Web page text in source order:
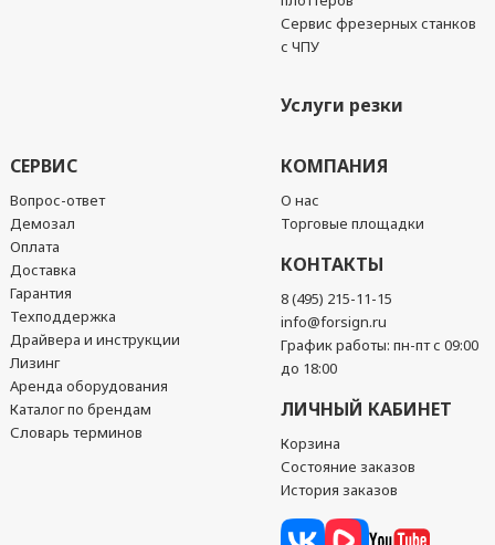
Сервис фрезерных станков
с ЧПУ
Услуги резки
СЕРВИС
Вопрос-ответ
Демозал
Оплата
Доставка
Гарантия
Техподдержка
Драйвера и инструкции
Лизинг
Аренда оборудования
Каталог по брендам
Словарь терминов
КОМПАНИЯ
О нас
Торговые площадки
КОНТАКТЫ
8 (495) 215-11-15
info@forsign.ru
График работы: пн-пт с 09:00
до 18:00
ЛИЧНЫЙ КАБИНЕТ
Корзина
Состояние заказов
История заказов